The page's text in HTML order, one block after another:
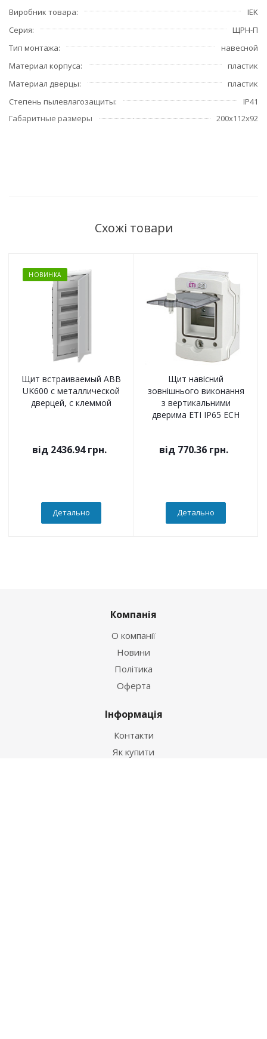
Виробник товара
IEK
Серия
ЩРН-П
Тип монтажа
навесной
Материал корпуса
пластик
Материал дверцы
пластик
Степень пылевлагозащиты
IP41
Габаритные размеры
200х112х92
Схожі товари
НОВИНКА
Щит встраиваемый ABB
UK600 с металлической
дверцей, с клеммой
від 2436.94 грн.
Детально
Щит навісний
зовнішнього виконання
з вертикальними
дверима ETI IP65 ECH
від 770.36 грн.
Детально
Компанія
О компанії
Новини
Політика
Оферта
Інформація
Контакти
Як купити